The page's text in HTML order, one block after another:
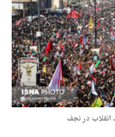
در نجف